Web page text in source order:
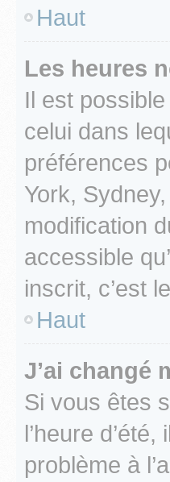
Haut
Les heures
Il est
celui dans
préférences
York,
modification
accessible
inscrit, c’est
Haut
J’ai changé
Si vous êtes
l’heure
problème à